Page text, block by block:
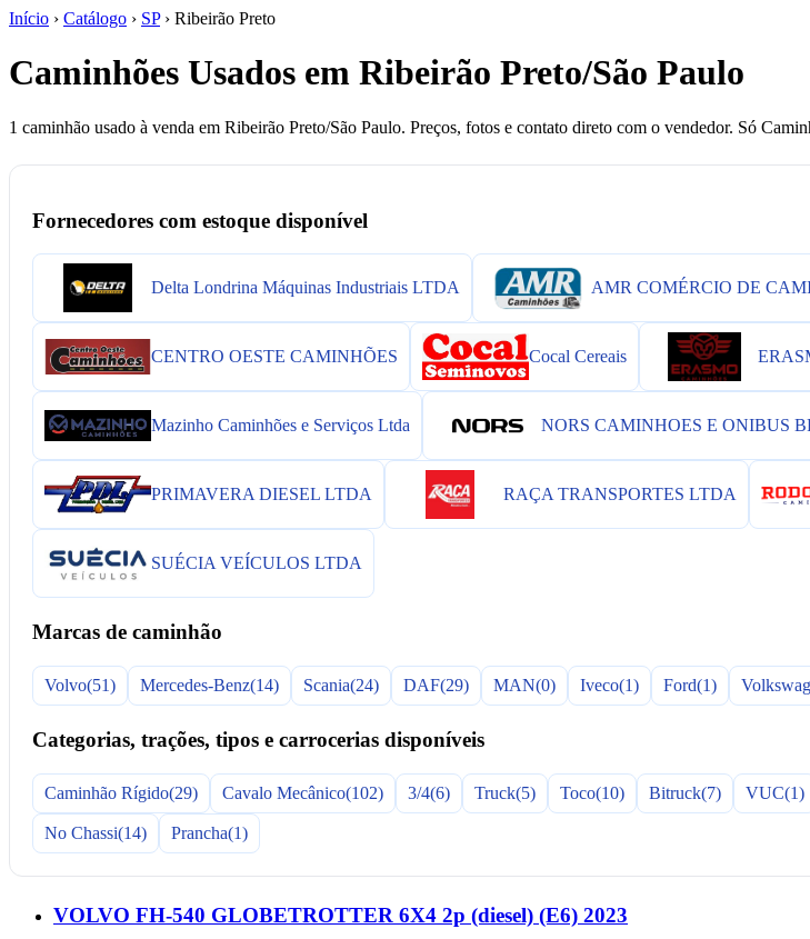
Início › Catálogo › SP› Ribeirão Preto
Caminhões Usados em Ribeirão Preto/São Paulo
1 caminhão usado à venda em Ribeirão Preto/São Paulo. Preços, fotos e contato direto com o vendedor. Só
Fornecedores com estoque disponível
Delta Londrina Máquinas Industriais LTDA AMR COMÉRCIO DE
CENTRO OESTE CAMINHÕES Cocal Cereais
Mazinho Caminhões e Serviços Ltda NORS CAMINHOES E ONIBUS
PRIMAVERA DIESEL LTDA RAÇA TRANSPORTES LTDA
SUÉCIA VEÍCULOS LTDA
Marcas de caminhão
Volvo(51) Mercedes-Benz(14) Scania(24) DAF(29) MAN(0) Iveco(1) Ford(1)
Categorias, trações, tipos e carrocerias disponíveis
Caminhão Rígido(29) Cavalo Mecânico(102) 3/4(6) Truck(5) Toco(10) Bitruck(7) VUC(1)
No Chassi(14) Prancha(1)
VOLVO FH-540 GLOBETROTTER 6X4 2p (diesel) (E6) 2023